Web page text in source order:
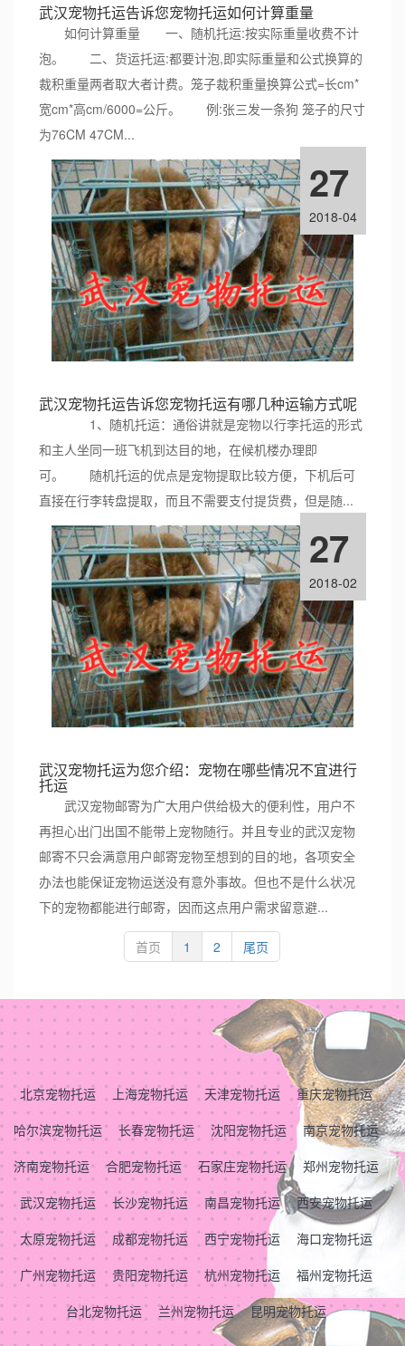
武汉宠物托运告诉您宠物托运如何计算重量
如何计算重量 一、随机托运:按实际重量收费不计
泡。 二、货运托运:都要计泡,即实际重量和公式换算的
裁积重量两者取大者计费。笼子裁积重量换算公式=长cm*
宽cm*高cm/6000=公斤。 例:张三发一条狗 笼子的尺寸
为76CM 47CM...
武汉宠物托运告诉您宠物托运有哪几种运输方式呢
1、随机托运：通俗讲就是宠物以行李托运的形式
和主人坐同一班飞机到达目的地，在候机楼办理即
可。 随机托运的优点是宠物提取比较方便，下机后可
直接在行李转盘提取，而且不需要支付提货费，但是随...
27
2018-04
武汉宠物托运为您介绍：宠物在哪些情况不宜进行
托运
武汉宠物邮寄为广大用户供给极大的便利性，用户不
再担心出门出国不能带上宠物随行。并且专业的武汉宠物
邮寄不只会满意用户邮寄宠物至想到的目的地，各项安全
办法也能保证宠物运送没有意外事故。但也不是什么状况
下的宠物都能进行邮寄，因而这点用户需求留意避...
27
2018-02
首页 1 2 尾页
北京宠物托运 上海宠物托运 天津宠物托运
重庆宠物托运
哈尔滨宠物托运
长春宠物托运 沈阳宠物托运
南京宠物托运
济南宠物托运
合肥宠物托运 石家庄宠物托运
郑州宠物托运
武汉宠物托运
长沙宠物托运 南昌宠物托运
西安宠物托运
太原宠物托运
成都宠物托运 西宁宠物托运
海口宠物托运
广州宠物托运
贵阳宠物托运 杭州宠物托运
福州宠物托运
台北宠物托运
兰州宠物托运 昆明宠物托运